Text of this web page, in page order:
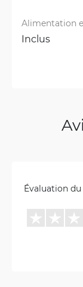
Alimentation
Inclus
Évaluation